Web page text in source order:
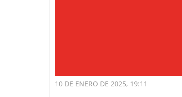
10 DE ENERO DE 2025, 19:11